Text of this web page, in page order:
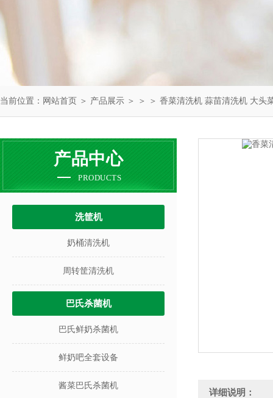
当前位置： 网站首页 ＞ 产品展示 ＞ ＞ ＞ 香菜清洗机 蒜苗清洗机 大头
产品中心
PRODUCTS
洗筐机
奶桶清洗机
周转筐清洗机
巴氏杀菌机
巴氏鲜奶杀菌机
鲜奶吧全套设备
酱菜巴氏杀菌机
详细说明：